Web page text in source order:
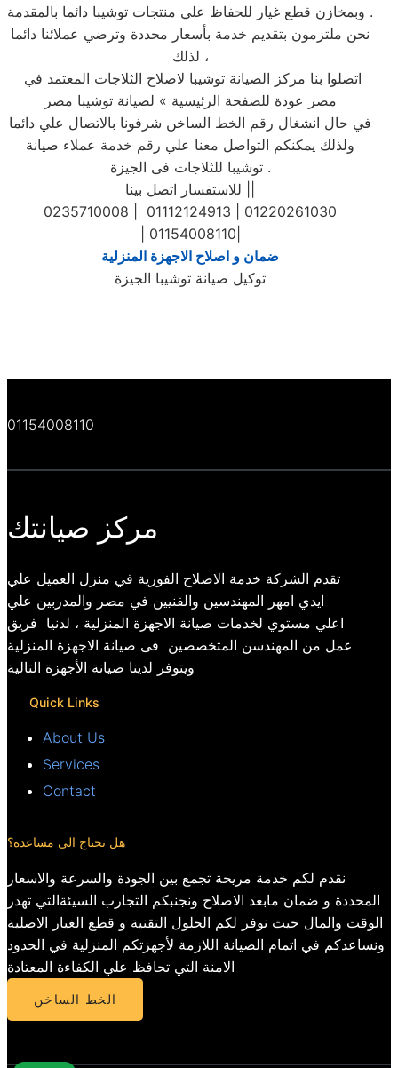
وبمخازن قطع غيار للحفاظ علي منتجات توشيبا دائما بالمقدمة .
نحن ملتزمون بتقديم خدمة بأسعار محددة وترضي عملائنا دائما
لذلك ،
مصر عودة للصفحة الرئيسية » لصيانة توشيبا مصر
في حال انشغال رقم الخط الساخن شرفونا بالاتصال علي دائما
ولذلك يمكنكم التواصل معنا علي رقم خدمة عملاء صيانة
توشيبا للثلاجات فى الجيزة .
0235710008 | 01112124913 | 01220261030
| 01154008110|
ضمان و اصلاح الاجهزة المنزلية
توكيل صيانة توشيبا الجيزة
01154008110
مركز صيانتك
تقدم الشركة خدمة الاصلاح الفورية في منزل العميل علي
ايدي امهر المهندسين والفنيين في مصر والمدربين علي
اعلي مستوي لخدمات صيانة الاجهزة المنزلية ، لدنيا فريق
عمل من المهندسن المتخصصين فى صيانة الاجهزة المنزلية
ويتوفر لدينا صيانة الأجهزة التالية
Quick Links
About Us
Services
Contact
هل تحتاج الي مساعدة؟
نقدم لكم خدمة مريحة تجمع بين الجودة والسرعة والاسعار
المحددة و ضمان مابعد الاصلاح ونجنبكم التجارب السيئةالتي تهدر
الوقت والمال حيث نوفر لكم الحلول التقنية و قطع الغيار الاصلية
ونساعدكم في اتمام الصيانة اللازمة لأجهزتكم المنزلية في الحدود
الامنة التي تحافظ علي الكفاءة المعتادة
الخط الساخن